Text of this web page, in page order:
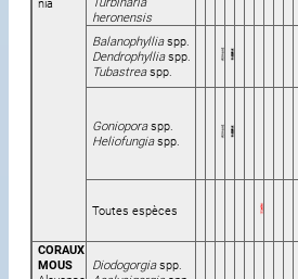
heronensis
Balanophylliaspp.
Dendrophylliaspp.
Tubastreaspp.
Gonioporaspp.
Heliofungiaspp.
Toutes espèces
CORAUX
MOUS
Diodogorgiaspp.